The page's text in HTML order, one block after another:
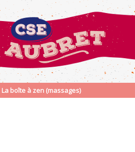
boîte à zen (massages)